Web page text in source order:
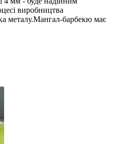
виробництва
металу.Мангал-барбекю має